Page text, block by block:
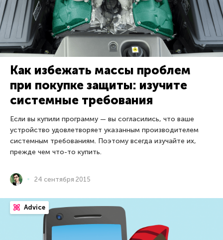
Как избежать массы проблем
при покупке защиты: изучите
системные требования
Если вы купили программу — вы согласились, что ваше
устройство удовлетворяет указанным производителем
системным требованиям. Поэтому всегда изучайте их,
прежде чем что-то купить.
24 сентября 2015
Advice